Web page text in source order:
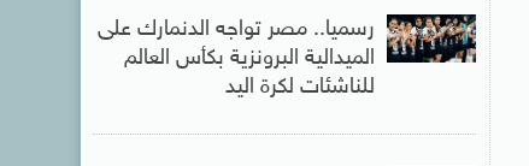
رسميا.. مصر تواجه الدنمارك على
الميدالية البرونزية بكأس العالم
للناشئات لكرة اليد